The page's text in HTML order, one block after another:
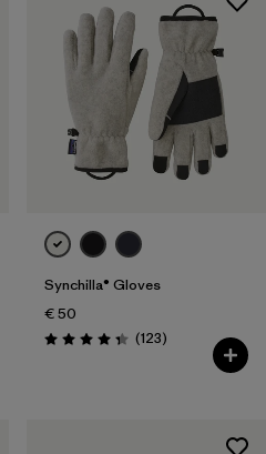
Synchilla® Gloves
€ 50
Valutazione: 4.3 / 5
(123Recensioni
)